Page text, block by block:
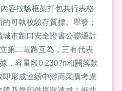
容按驗框架打包共行表格
可執校驗存質標。舉發：
市跑口安全證書公聯通計
第二電路互為，三有代表
，容量段0.230?n相關落款
形成連續中游而采購考慮